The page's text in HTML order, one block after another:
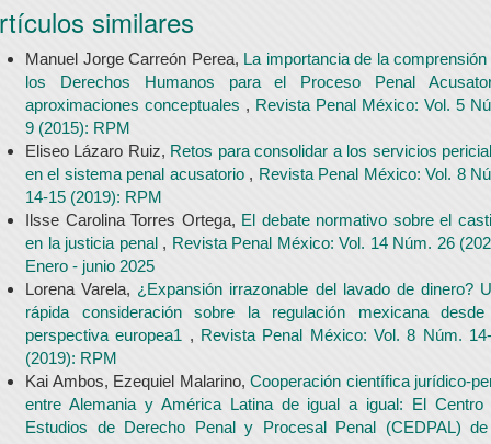
similares
Manuel Jorge Carreón Perea, La importancia de la comprensión
los Derechos Humanos para el Proceso Penal
aproximaciones conceptuales , Revista Penal México: Vol. 5
9 (2015): RPM
Eliseo Lázaro Ruiz, Retos para consolidar a los servicios
en el sistema penal acusatorio , Revista Penal México: Vol. 8
14-15 (2019): RPM
Ilsse Carolina Torres Ortega, El debate normativo sobre el
en la justicia penal , Revista Penal México: Vol. 14 Núm. 26
Enero - junio 2025
Lorena Varela, ¿Expansión irrazonable del lavado de dinero?
rápida consideración sobre la regulación mexicana
perspectiva europea1 , Revista Penal México: Vol. 8 Núm.
(2019): RPM
Kai Ambos, Ezequiel Malarino, Cooperación científica jurídico-
entre Alemania y América Latina de igual a igual: El Centro
Estudios de Derecho Penal y Procesal Penal (CEDPAL)